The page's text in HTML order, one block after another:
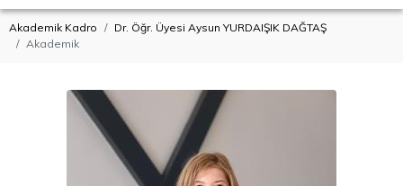
Akademik Kadro
Dr. Öğr. Üyesi Aysun YURDAIŞIK DAĞTAŞ
Akademik